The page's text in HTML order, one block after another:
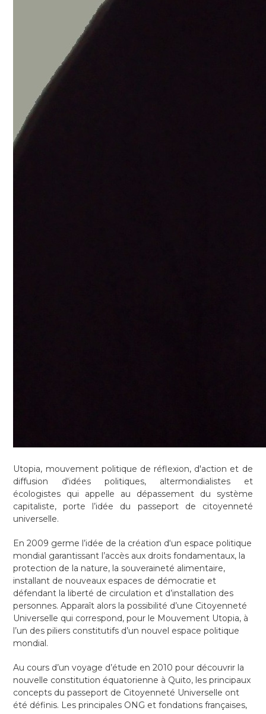
Utopia, mouvement politique de réflexion, d'action et de
diffusion d'idées politiques, altermondialistes et
écologistes qui appelle au dépassement du système
capitaliste, porte l’idée du passeport de citoyenneté
universelle.
En 2009 germe l’idée de la création d‘un espace politique
mondial garantissant l’accès aux droits fondamentaux, la
protection de la nature, la souveraineté alimentaire,
installant de nouveaux espaces de démocratie et
défendant la liberté de circulation et d’installation des
personnes. Apparaît alors la possibilité d’une Citoyenneté
Universelle qui correspond, pour le Mouvement Utopia, à
l’un des piliers constitutifs d’un nouvel espace politique
mondial.
Au cours d’un voyage d’étude en 2010 pour découvrir la
nouvelle constitution équatorienne à Quito, les principaux
concepts du passeport de Citoyenneté Universelle ont
été définis. Les principales ONG et fondations françaises,